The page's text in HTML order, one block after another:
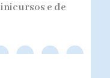
e de